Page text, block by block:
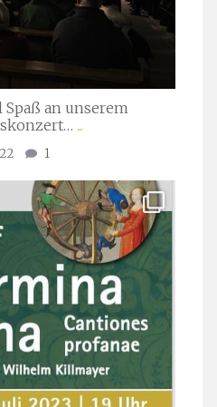
Spaß an unserem
...
22 1
Juli 22